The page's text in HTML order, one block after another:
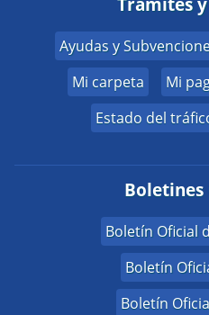
Ayudas y
Mi carpeta
Mi
Estado del
Boletines
Boletín Oficial
Boletín
Boletín